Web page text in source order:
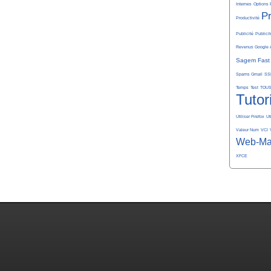
Internes Options
Productivité
Publicité
Revenus Google
Sagem Fast
Spams Gmail
Temps Test TOUS
Utiliser Firefox
Valeur Num VCI
Web-
XFCE